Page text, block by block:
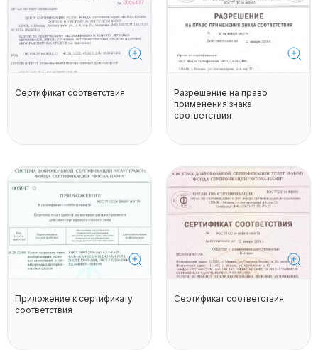
Сертификат соответствия
Разрешение на право
применения знака
соответствия
Приложение к сертификату
соответствия
Сертификат соответствия